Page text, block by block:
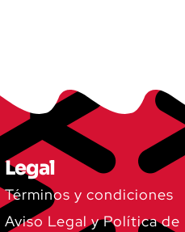
Legal
Términos y condiciones
Aviso Legal y Política de